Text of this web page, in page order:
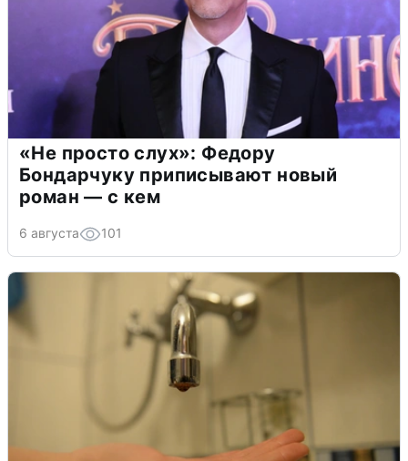
«Не просто слух»: Федору
Бондарчуку приписывают новый
роман — с кем
6 августа 101